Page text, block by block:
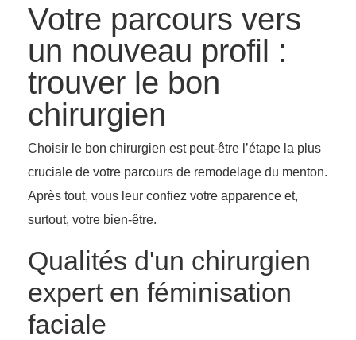
Votre parcours vers
un nouveau profil :
trouver le bon
chirurgien
Choisir le bon chirurgien est peut-être l’étape la plus
cruciale de votre parcours de remodelage du menton.
Après tout, vous leur confiez votre apparence et,
surtout, votre bien-être.
Qualités d'un chirurgien
expert en féminisation
faciale